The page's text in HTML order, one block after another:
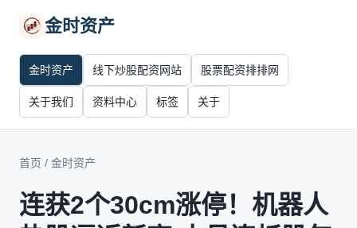
金时资产
金时资产 线下炒股配资网站 股票配资排排网
关于我们 资料中心 标签 关于
首页 / 金时资产
连获2个30cm涨停！机器人